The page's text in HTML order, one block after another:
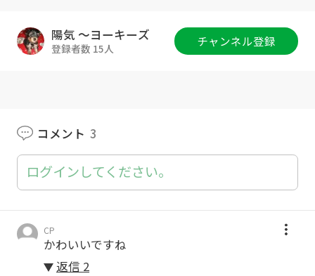
なるべく噛んで遊べるおもちゃを与えたり、歯
磨きガムなどのお菓子を食べる習慣を身に着け
るようにしましょう。
ア）は、抜歯をしてもらったので、歯並びがき
れいで、ドライフード以外与えないので、１１
歳まで歯石取りをしませんでした。
もちろん、歯磨きも週に一度おこなっていま
ボールで遊ぶ生後５カ月（歯がムズムズしてい
る）のいたずらが止まらないヨーキーの子犬の
姿を、どうぞお楽しみください。
陽気 ～ヨーキーズ
登録者数 15人
チャンネル登録
コメント 3
ログインしてください。
CP
かわいいですね
返信 2